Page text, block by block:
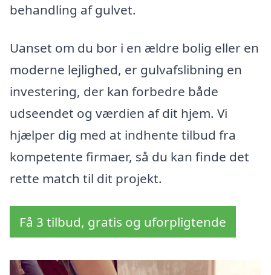
behandling af gulvet.
Uanset om du bor i en ældre bolig eller en
moderne lejlighed, er gulvafslibning en
investering, der kan forbedre både
udseendet og værdien af dit hjem. Vi
hjælper dig med at indhente tilbud fra
kompetente firmaer, så du kan finde det
rette match til dit projekt.
Få 3 tilbud, gratis og uforpligtende